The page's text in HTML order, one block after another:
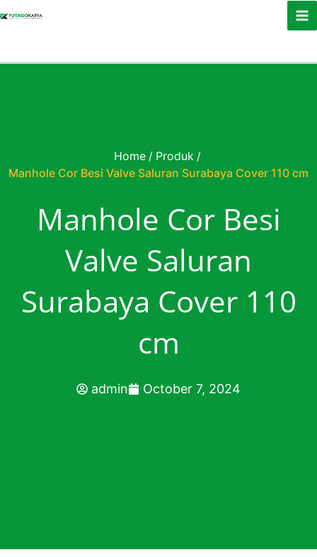
Home / Produk /
Manhole Cor Besi Valve Saluran Surabaya Cover 110 cm
Manhole Cor Besi
Valve Saluran
Surabaya Cover 110
cm
admin October 7, 2024